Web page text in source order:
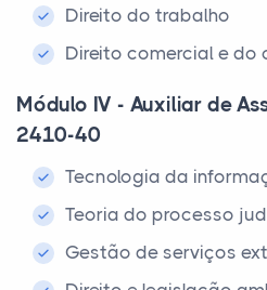
Direito do trabalho
Direito comercial e do
Módulo IV - Auxiliar de
2410-40
Tecnologia da
Teoria do processo
Gestão de serviços